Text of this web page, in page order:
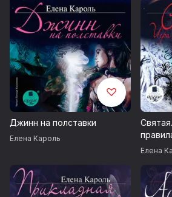
Джинн на полставки
Елена Кароль
Елена